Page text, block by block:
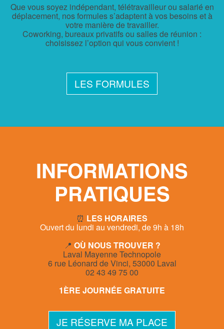
Que vous soyez indépendant, télétravailleur ou salarié en
déplacement, nos formules s’adaptent à vos besoins et à
votre manière de travailler.
Coworking, bureaux privatifs ou salles de réunion :
choisissez l’option qui vous convient !
LES FORMULES
INFORMATIONS
PRATIQUES
⏰ LES HORAIRES
Ouvert du lundi au vendredi, de 9h à 18h
📍 OÙ NOUS TROUVER ?
Laval Mayenne Technopole
6 rue Léonard de Vinci, 53000 Laval
02 43 49 75 00
1ÈRE JOURNÉE GRATUITE
JE RÉSERVE MA PLACE